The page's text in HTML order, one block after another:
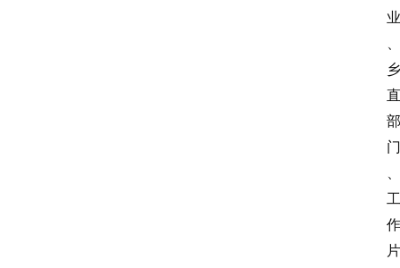
业
乡
直
部
门
工
作
片